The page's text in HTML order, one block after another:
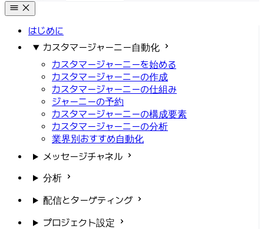
はじめに
カスタマージャーニー自動化
カスタマージャーニーを始める
カスタマージャーニーの作成
カスタマージャーニーの仕組み
ジャーニーの予約
カスタマージャーニーの構成要素
カスタマージャーニーの分析
業界別おすすめ自動化
メッセージチャネル
分析
配信とターゲティング
プロジェクト設定